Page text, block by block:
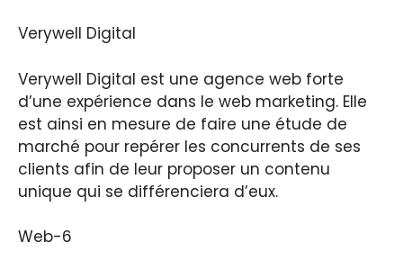
Verywell Digital
Verywell Digital est une agence web forte
d’une expérience dans le web marketing. Elle
est ainsi en mesure de faire une étude de
marché pour repérer les concurrents de ses
clients afin de leur proposer un contenu
unique qui se différenciera d’eux.
Web-6